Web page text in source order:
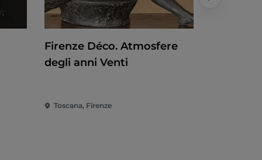
Firenze Déco. Atmosfere
degli anni Venti
Toscana, Firenze